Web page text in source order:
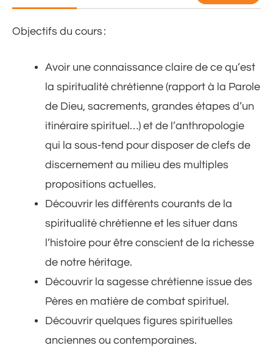
Objectifs du cours :
Avoir une connaissance claire de ce qu’est
la spiritualité chrétienne (rapport à la Parole
de Dieu, sacrements, grandes étapes d’un
itinéraire spirituel…) et de l’anthropologie
qui la sous-tend pour disposer de clefs de
discernement au milieu des multiples
propositions actuelles.
Découvrir les différents courants de la
spiritualité chrétienne et les situer dans
l’histoire pour être conscient de la richesse
de notre héritage.
Découvrir la sagesse chrétienne issue des
Pères en matière de combat spirituel.
Découvrir quelques figures spirituelles
anciennes ou contemporaines.